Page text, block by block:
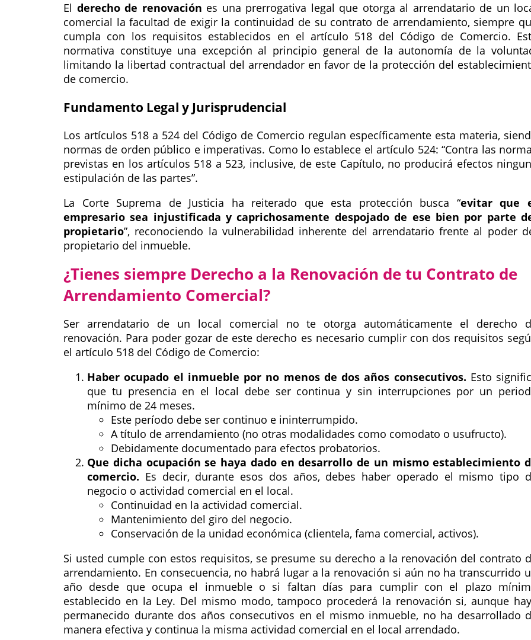
El derecho de renovación es una prerrogativa legal que otorga al arrendatario de un
comercial la facultad de exigir la continuidad de su contrato de arrendamiento, siempre
cumpla con los requisitos establecidos en el artículo 518 del Código de Comercio.
normativa constituye una excepción al principio general de la autonomía de la
limitando la libertad contractual del arrendador en favor de la protección del
de comercio.
Fundamento Legal y Jurisprudencial
Los artículos 518 a 524 del Código de Comercio regulan específicamente esta materia,
normas de orden público e imperativas. Como lo establece el artículo 524: Contra las
previstas en los artículos 518 a 523, inclusive, de este Capítulo, no producirá efectos
estipulación de las partes .
La Corte Suprema de Justicia ha reiterado que esta protección busca
evitar que
empresario sea injustificada y caprichosamente despojado de ese bien por parte
propietario , reconociendo la vulnerabilidad inherente del arrendatario frente al poder
propietario del inmueble.
¿Tienes siempre Derecho a la Renovación de tu Contrato de
Arrendamiento Comercial?
Ser arrendatario de un local comercial no te otorga automáticamente el derecho
renovación. Para poder gozar de este derecho es necesario cumplir con dos requisitos
el artículo 518 del Código de Comercio:
Haber ocupado el inmueble por no menos de dos años consecutivos. Esto
que tu presencia en el local debe ser continua y sin interrupciones por un
mínimo de 24 meses.
Este período debe ser continuo e ininterrumpido.
A título de arrendamiento (no otras modalidades como comodato o usufructo).
Debidamente documentado para efectos probatorios.
Que dicha ocupación se haya dado en desarrollo de un mismo establecimiento
comercio. Es decir, durante esos dos años, debes haber operado el mismo tipo
negocio o actividad comercial en el local.
Continuidad en la actividad comercial.
Mantenimiento del giro del negocio.
Conservación de la unidad económica (clientela, fama comercial, activos).
Si usted cumple con estos requisitos, se presume su derecho a la renovación del contrato
arrendamiento. En consecuencia, no habrá lugar a la renovación si aún no ha transcurrido
año desde que ocupa el inmueble o si faltan días para cumplir con el plazo
establecido en la Ley. Del mismo modo, tampoco procederá la renovación si, aunque
permanecido durante dos años consecutivos en el mismo inmueble, no ha desarrollado
manera efectiva y continua la misma actividad comercial en el local arrendado.